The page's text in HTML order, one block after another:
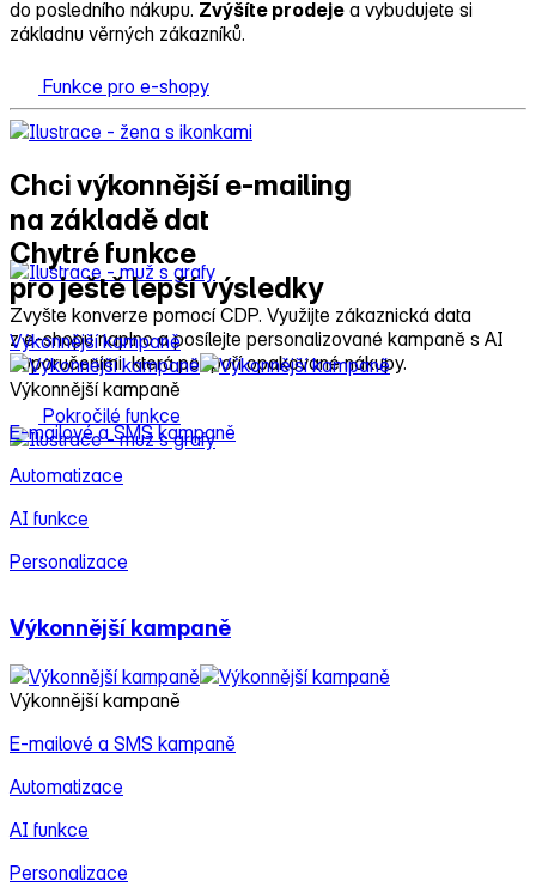
do posledního nákupu. Zvýšíte prodeje a vybudujete si
základnu věrných zákazníků.
Funkce pro e-shopy
Chci výkonnější e‑mailing
na základě dat
Zvyšte konverze pomocí CDP. Využijte zákaznická data
z e‑shopu naplno a posílejte personalizované kampaně s AI
doporučeními, která podpoří opakované nákupy.
Pokročilé funkce
Chytré funkce
pro ještě lepší výsledky
Výkonnější kampaně
Výkonnější kampaně
E‑mailové a SMS kampaně
Automatizace
AI funkce
Personalizace
Výkonnější kampaně
Výkonnější kampaně
E‑mailové a SMS kampaně
Automatizace
AI funkce
Personalizace